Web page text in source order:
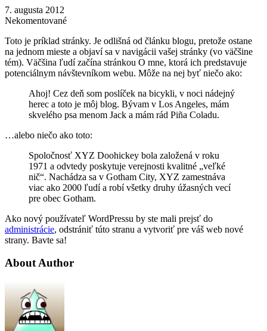
7. augusta 2012
Nekomentované
Toto je príklad stránky. Je odlišná od článku blogu, pretože ostane
na jednom mieste a objaví sa v navigácii vašej stránky (vo väčšine
tém). Väčšina ľudí začína stránkou O mne, ktorá ich predstavuje
potenciálnym návštevníkom webu. Môže na nej byť niečo ako:
Ahoj! Cez deň som poslíček na bicykli, v noci nádejný
herec a toto je môj blog. Bývam v Los Angeles, mám
skvelého psa menom Jack a mám rád Piña Coladu.
…alebo niečo ako toto:
Spoločnosť XYZ Doohickey bola založená v roku
1971 a odvtedy poskytuje verejnosti kvalitné „veľké
nič“. Nachádza sa v Gotham City, XYZ zamestnáva
viac ako 2000 ľudí a robí všetky druhy úžasných vecí
pre obec Gotham.
Ako nový používateľ WordPressu by ste mali prejsť do
administrácie, odstrániť túto stranu a vytvoriť pre váš web nové
strany. Bavte sa!
About Author